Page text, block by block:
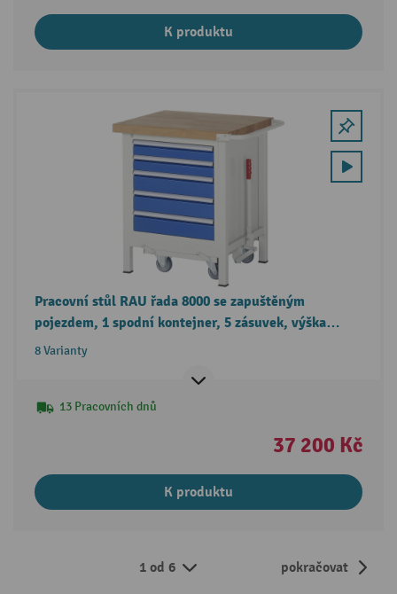
K produktu
Pracovní stůl RAU řada 8000 se zapuštěným
pojezdem, 1 spodní kontejner, 5 zásuvek, výška
880 mm
8 Varianty
13 Pracovních dnů
37 200 Kč
K produktu
1 od 6 pokračovat